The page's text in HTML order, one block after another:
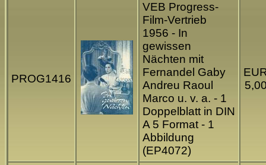
PROG1416
VEB Progress-
Film-Vertrieb
1956 - In
gewissen
Nächten mit
Fernandel Gaby
Andreu Raoul
Marco u. v. a. - 1
Doppelblatt in DIN
A 5 Format - 1
Abbildung
(EP4072)